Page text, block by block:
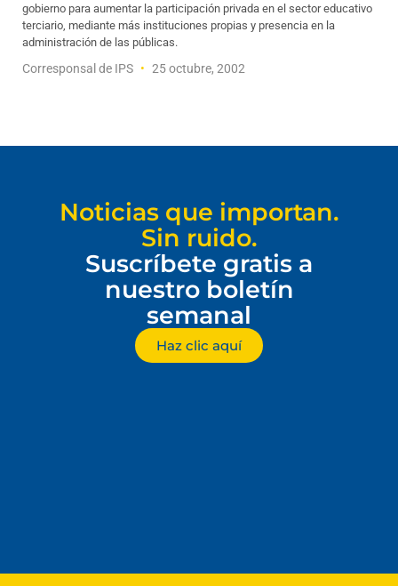
gobierno para aumentar la participación privada en el sector educativo
terciario, mediante más instituciones propias y presencia en la
administración de las públicas.
Corresponsal de IPS 25 octubre, 2002
Noticias que importan.
Sin ruido.
Suscríbete gratis a
nuestro boletín
semanal
Haz clic aquí